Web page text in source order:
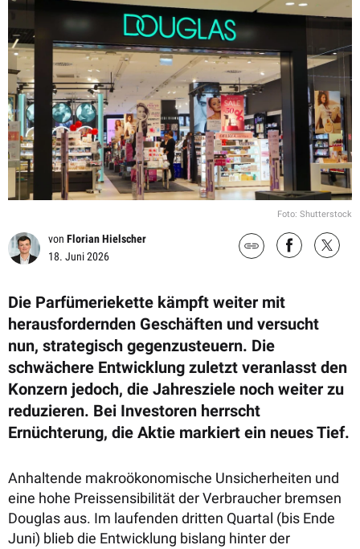
Foto: Shutterstock
von Florian Hielscher
18. Juni 2026
Die Parfümeriekette kämpft weiter mit
herausfordernden Geschäften und versucht
nun, strategisch gegenzusteuern. Die
schwächere Entwicklung zuletzt veranlasst den
Konzern jedoch, die Jahresziele noch weiter zu
reduzieren. Bei Investoren herrscht
Ernüchterung, die Aktie markiert ein neues Tief.
Anhaltende makroökonomische Unsicherheiten und
eine hohe Preissensibilität der Verbraucher bremsen
Douglas aus. Im laufenden dritten Quartal (bis Ende
Juni) blieb die Entwicklung bislang hinter der